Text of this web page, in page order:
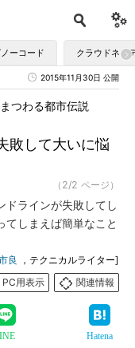
ーコード クラウドネイ
2015年11月30日 公開
敗して大いに悩
つわる都市伝説
（2/2 ページ）
ドラインが失敗してし
てしまえば簡単なこと
良
，テクニカルライター]
PC用表示
関連情報
Hatena